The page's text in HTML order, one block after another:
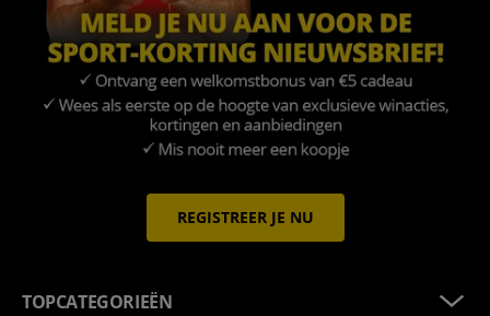
REGISTREER JE NU
TOPCATEGORIEËN